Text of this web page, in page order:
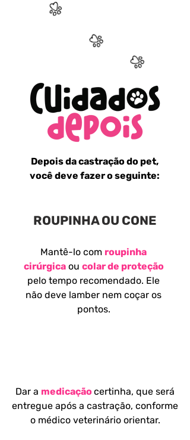
Depois da castração do pet,
você deve fazer o seguinte:
ROUPINHA OU CONE
Mantê-lo com roupinha
cirúrgicaou colar de proteção
pelo tempo recomendado. Ele
não deve lamber nem coçar os
pontos.
Dar a medicaçãocertinha, que será
entregue após a castração, conforme
o médico veterinário orientar.